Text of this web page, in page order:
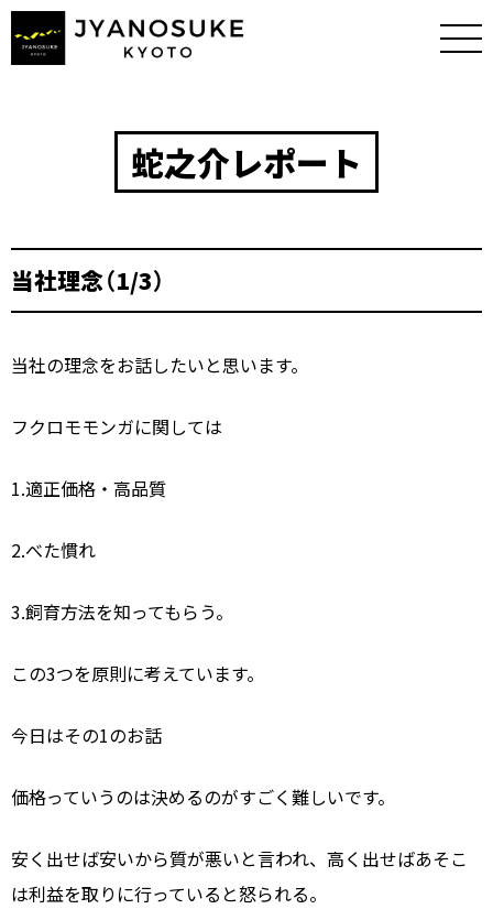
蛇之介レポート
当社理念（1/3）
当社の理念をお話したいと思います。
フクロモモンガに関しては
1.適正価格・高品質
2.べた慣れ
3.飼育方法を知ってもらう。
この3つを原則に考えています。
今日はその1のお話
価格っていうのは決めるのがすごく難しいです。
安く出せば安いから質が悪いと言われ、高く出せばあそこ
は利益を取りに行っていると怒られる。